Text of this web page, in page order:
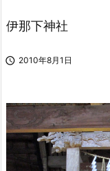
伊那下神社
 2010年8月1日